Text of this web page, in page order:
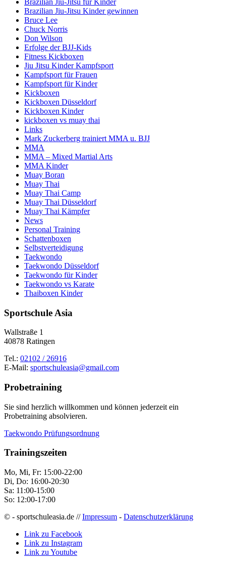
Brazilian Jiu-Jitsu Kinder gewinnen
Bruce Lee
Chuck Norris
Don Wilson
Erfolge der BJJ-Kids
Fitness Kickboxen
Jiu Jitsu Kinder Kampfsport
Kampfsport für Frauen
Kampfsport für Kinder
Kickboxen
Kickboxen Düsseldorf
Kickboxen Kinder
kickboxen vs muay thai
Links
Mark Zuckerberg trainiert MMA u. BJJ
MMA
MMA – Mixed Martial Arts
MMA Kinder
Muay Boran
Muay Thai
Muay Thai Camp
Muay Thai Düsseldorf
Muay Thai Kämpfer
News
Personal Training
Schattenboxen
Selbstverteidigung
Taekwondo
Taekwondo Düsseldorf
Taekwondo für Kinder
Taekwondo vs Karate
Thaiboxen Kinder
Sportschule Asia
Wallstraße 1
40878 Ratingen
Tel.: 02102 / 26916
E-Mail: sportschuleasia@gmail.com
Probetraining
Sie sind herzlich willkommen und können jederzeit ein
Probetraining absolvieren.
Taekwondo Prüfungsordnung
Trainingszeiten
Mo, Mi, Fr: 15:00-22:00
Di, Do: 16:00-20:30
Sa: 11:00-15:00
So: 12:00-17:00
© - sportschuleasia.de //Impressum - Datenschutzerklärung
Link zu Facebook
Link zu Instagram
Link zu Youtube